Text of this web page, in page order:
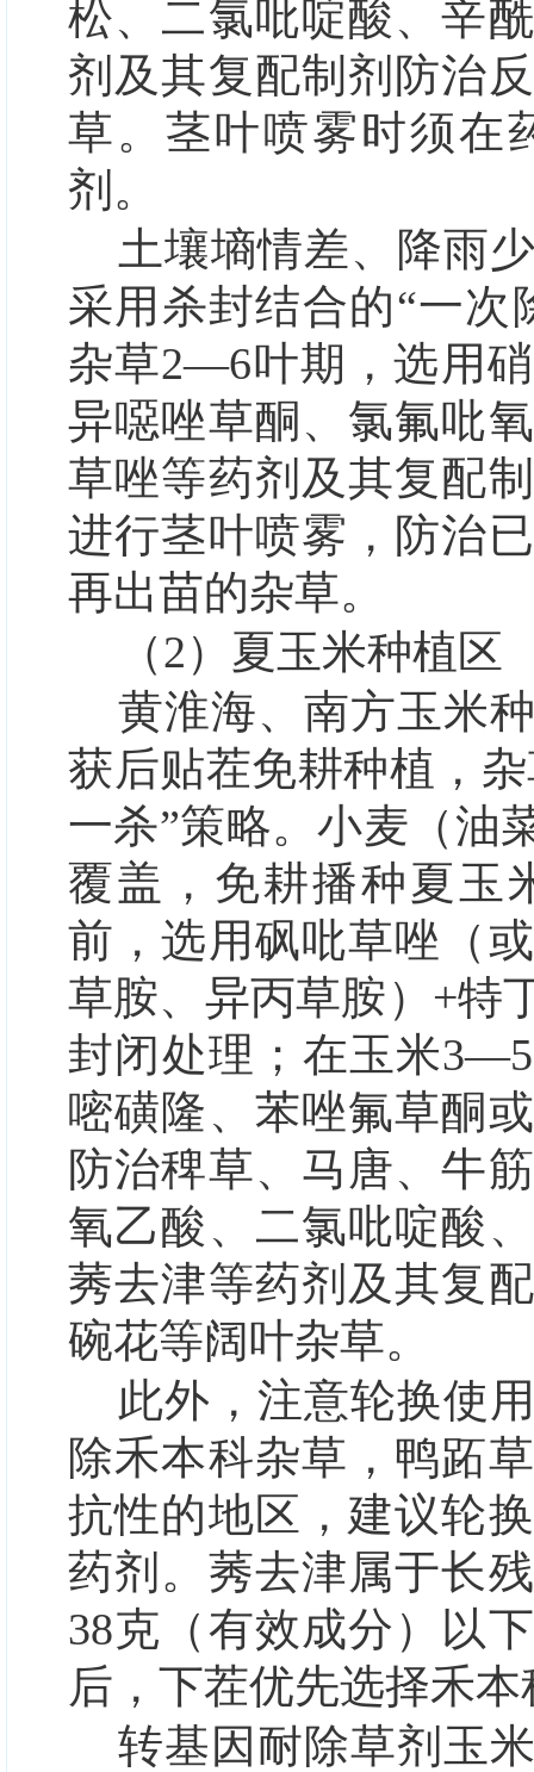
松、二氯吡啶酸、辛
剂及其复配制剂防治
草。茎叶喷雾时须在
剂。
土壤墒情差、降雨
采用杀封结合的“一次
杂草2—6叶期，选用
异噁唑草酮、氯氟吡
草唑等药剂及其复配
进行茎叶喷雾，防治
再出苗的杂草。
（2）夏玉米种植区
黄淮海、南方玉米
获后贴茬免耕种植，
一杀”策略。小麦（油
覆盖，免耕播种夏玉
前，选用砜吡草唑（
草胺、异丙草胺）+特
封闭处理；在玉米
嘧磺隆、苯唑氟草酮
防治稗草、马唐、牛
氧乙酸、二氯吡啶酸
莠去津等药剂及其复
碗花等阔叶杂草。
此外，注意轮换使
除禾本科杂草，鸭跖
抗性的地区，建议轮
药剂。莠去津属于长
38克（有效成分）以
后，下茬优先选择禾
转基因耐除草剂玉